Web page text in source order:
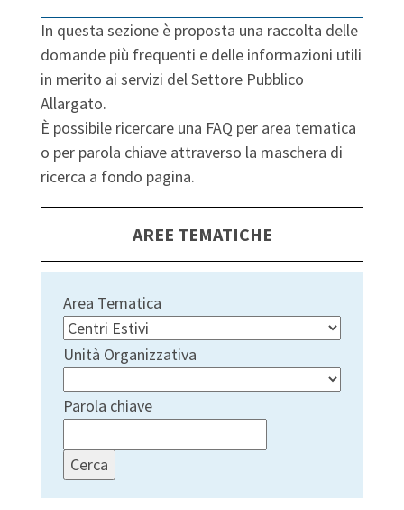
In questa sezione è proposta una raccolta delle
domande più frequenti e delle informazioni utili
in merito ai servizi del Settore Pubblico
Allargato.
È possibile ricercare una FAQ per area tematica
o per parola chiave attraverso la maschera di
ricerca a fondo pagina.
AREE TEMATICHE
Area Tematica
Unità Organizzativa
Parola chiave